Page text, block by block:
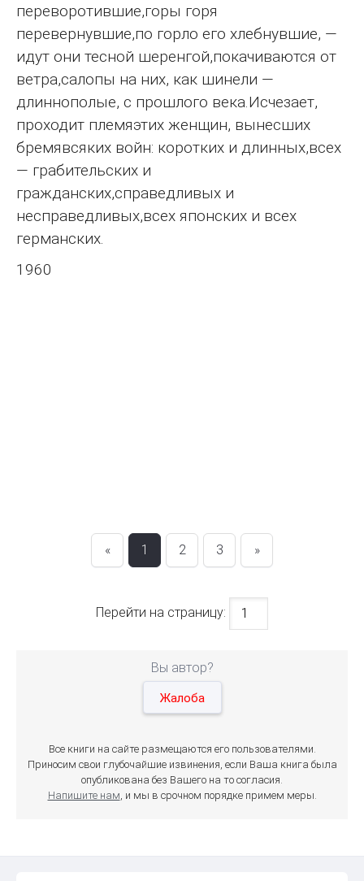
переворотившие,горы горя
перевернувшие,по горло его хлебнувшие, —
идут они тесной шеренгой,покачиваются от
ветра,салопы на них, как шинели —
длиннополые, с прошлого века.Исчезает,
проходит племяэтих женщин, вынесших
бремявсяких войн: коротких и длинных,всех
— грабительских и
гражданских,справедливых и
несправедливых,всех японских и всех
германских.
1960
« 1 2 3 »
Перейти на страницу:
Вы автор?
Жалоба
Все книги на сайте размещаются его пользователями.
Приносим свои глубочайшие извинения, если Ваша книга была
опубликована без Вашего на то согласия.
Напишите нам , и мы в срочном порядке примем меры.